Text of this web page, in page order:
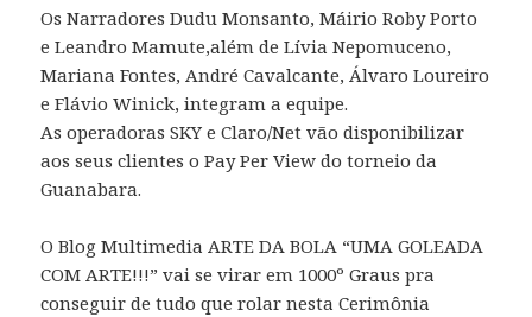
Os Narradores Dudu Monsanto, Máirio Roby Porto
e Leandro Mamute,além de Lívia Nepomuceno,
Mariana Fontes, André Cavalcante, Álvaro Loureiro
e Flávio Winick, integram a equipe.
As operadoras SKY e Claro/Net vão disponibilizar
aos seus clientes o Pay Per View do torneio da
Guanabara.
O Blog Multimedia ARTE DA BOLA “UMA GOLEADA
COM ARTE!!!” vai se virar em 1000º Graus pra
conseguir de tudo que rolar nesta Cerimônia